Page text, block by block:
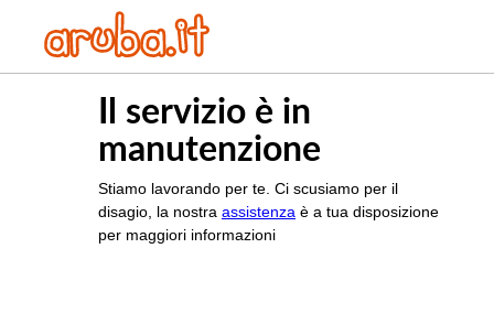
Il servizio è in
manutenzione
Stiamo lavorando per te. Ci scusiamo per il
disagio, la nostra assistenza è a tua disposizione
per maggiori informazioni